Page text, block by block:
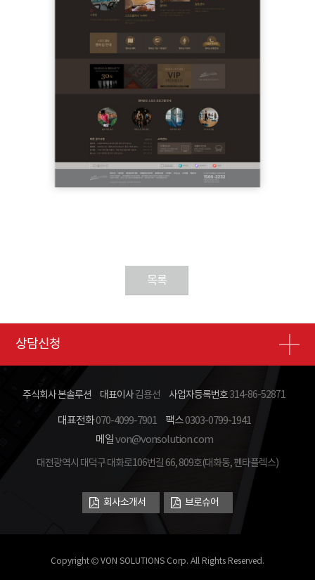
목록
상담신청
주식회사 본솔루션 대표이사김용선 사업자등록번호314-86-52871
대표전화070-4099-7901 팩스0303-0799-1941
메일von@vonsolution.com
대전광역시 대덕구 대화로106번길 66, 809호(대화동, 펜타플렉스)
회사소개서 브로슈어
Copyright © VON SOLUTIONS Corp. All Rights Reserved.